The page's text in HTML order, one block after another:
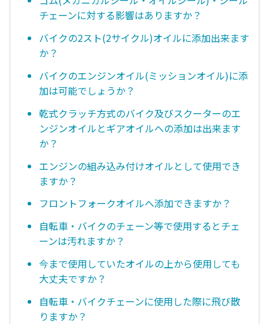
チェーンに対する影響はありますか？
バイクの2スト(2サイクル)オイルに添加出来ます
か？
バイクのエンジンオイル(ミッションオイル)に添
加は可能でしょうか？
乾式クラッチ方式のバイク及びスクーターのエ
ンジンオイルとギアオイルへの添加は出来ます
か？
エンジンの組み込み付けオイルとして使用でき
ますか？
フロントフォークオイルへ添加できますか？
自転車・バイクのチェーン等で使用するとチェ
ーンは汚れますか？
今まで使用していたオイルの上から使用しても
大丈夫ですか？
自転車・バイクチェーンに使用した際に飛び散
りますか？